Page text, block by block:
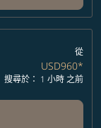
從
USD960*
搜尋於： 1 小時 之前